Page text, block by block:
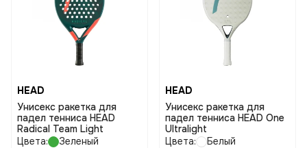
HEAD
Унисекс ракетка для
падел тенниса HEAD
Radical Team Light
Цвета:
Зеленый
HEAD
Унисекс ракетка для
падел тенниса HEAD One
Ultralight
Цвета:
Белый